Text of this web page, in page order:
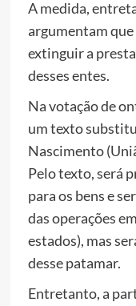
A medida,
argumentam
extinguir a
desses entes.
Na votação de
um texto
Nascimento
Pelo texto, será
para os bens e
das operações
estados), mas
desse patamar.
Entretanto, a